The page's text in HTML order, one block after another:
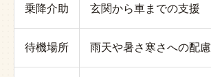
乗降介助 玄関から車までの支援
待機場所 雨天や暑さ寒さへの配慮